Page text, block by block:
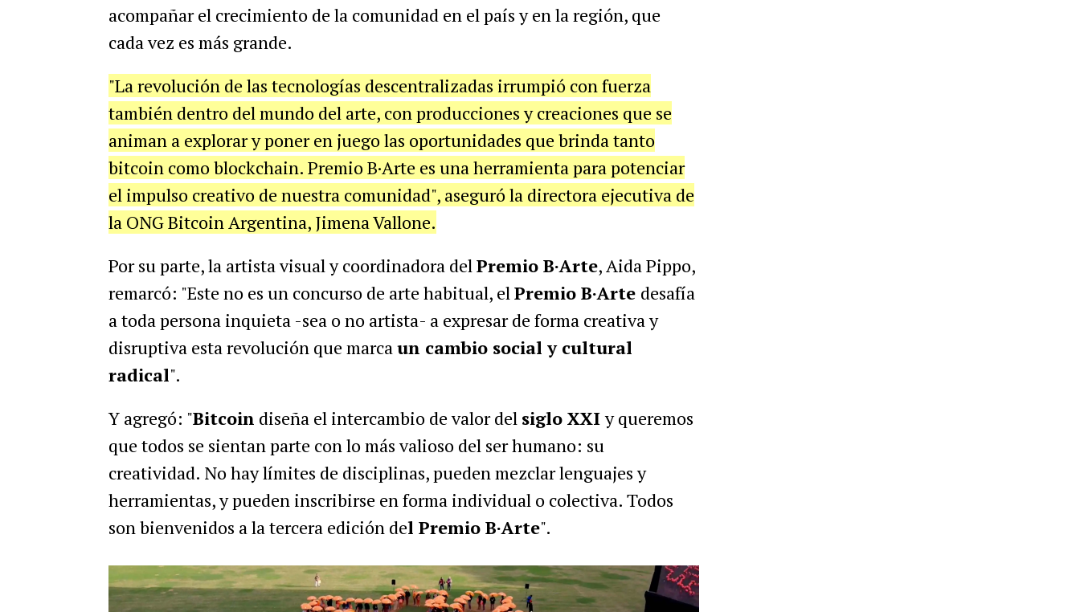
acompañar el crecimiento de la comunidad en el país y en la región, que
cada vez es más grande.
"La revolución de las tecnologías descentralizadas irrumpió con fuerza
también dentro del mundo del arte, con producciones y creaciones que se
animan a explorar y poner en juego las oportunidades que brinda tanto
bitcoin como blockchain. Premio B·Arte es una herramienta para potenciar
el impulso creativo de nuestra comunidad", aseguró la directora ejecutiva de
la ONG Bitcoin Argentina, Jimena Vallone.
Por su parte, la artista visual y coordinadora delPremio B·Arte, Aida Pippo,
remarcó: "Este no es un concurso de arte habitual, elPremio B·Arte desafía
a toda persona inquieta -sea o no artista- a expresar de forma creativa y
disruptiva esta revolución que marcaun cambio social y cultural
radical".
Y agregó: "Bitcoin diseña el intercambio de valor del siglo XXIy queremos
que todos se sientan parte con lo más valioso del ser humano: su
creatividad. No hay límites de disciplinas, pueden mezclar lenguajes y
herramientas, y pueden inscribirse en forma individual o colectiva. Todos
son bienvenidos a la tercera edición del Premio B·Arte".